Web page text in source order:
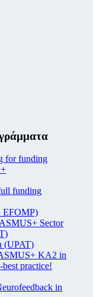
for funding
funding
EFOMP)
Sector
(UPAT)
KA2 in
practice!
in